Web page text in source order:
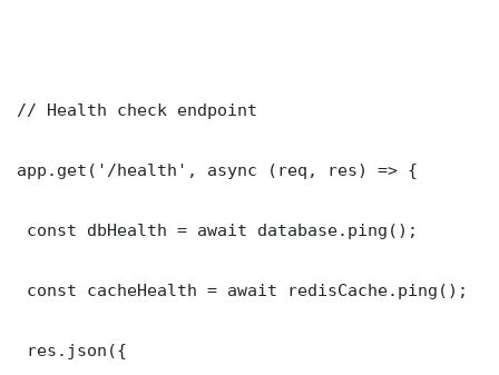
// Health check endpoint
app.get('/health', async (req, res) => {
const dbHealth = await database.ping();
const cacheHealth = await redisCache.ping();
res.json({